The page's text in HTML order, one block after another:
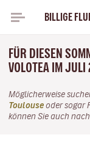
BILLIGE
FÜR DIESEN
VOLOTEA IM
Möglicherweise
Toulouse oder sogar
können Sie auch nach